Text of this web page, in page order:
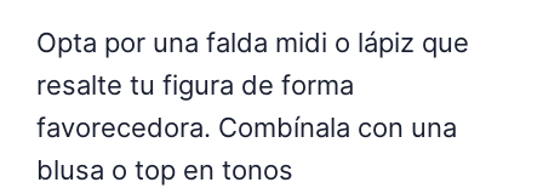
Opta por una falda midi o lápiz que
resalte tu figura de forma
favorecedora. Combínala con una
blusa o top en tonos